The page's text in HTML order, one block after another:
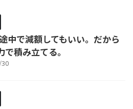
中で減額してもいい。だから
で積み立てる。